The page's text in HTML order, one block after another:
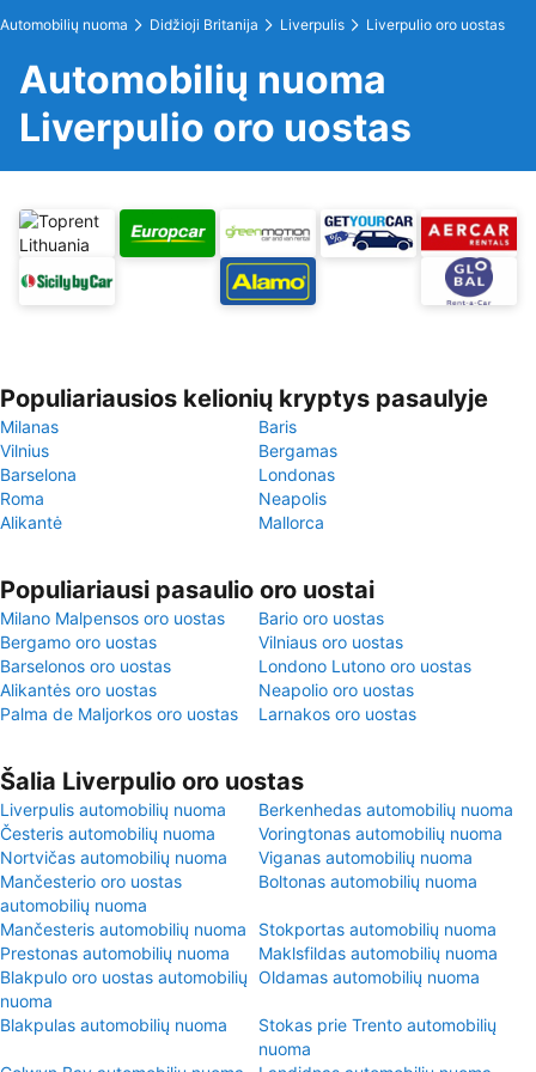
Automobilių nuoma Didžioji Britanija Liverpulis Liverpulio oro uostas
Automobilių nuoma
Liverpulio oro uostas
Populiariausios kelionių kryptys pasaulyje
Milanas
Baris
Vilnius
Bergamas
Barselona
Londonas
Roma
Neapolis
Alikantė
Mallorca
Populiariausi pasaulio oro uostai
Milano Malpensos oro uostas
Bario oro uostas
Bergamo oro uostas
Vilniaus oro uostas
Barselonos oro uostas
Londono Lutono oro uostas
Alikantės oro uostas
Neapolio oro uostas
Palma de Maljorkos oro uostas
Larnakos oro uostas
Šalia Liverpulio oro uostas
Liverpulis automobilių nuoma
Berkenhedas automobilių nuoma
Česteris automobilių nuoma
Voringtonas automobilių nuoma
Nortvičas automobilių nuoma
Viganas automobilių nuoma
Mančesterio oro uostas
automobilių nuoma
Boltonas automobilių nuoma
Mančesteris automobilių nuoma
Stokportas automobilių nuoma
Prestonas automobilių nuoma
Maklsfildas automobilių nuoma
Blakpulo oro uostas automobilių
nuoma
Oldamas automobilių nuoma
Blakpulas automobilių nuoma
Stokas prie Trento automobilių
nuoma